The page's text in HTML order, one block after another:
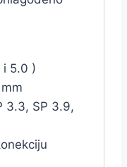
5.0 )
3.3, SP 3.9,